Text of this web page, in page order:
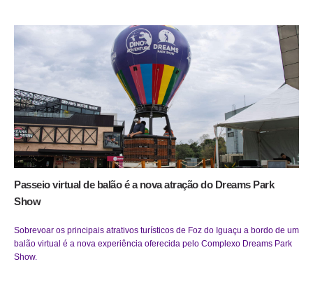
Passeio virtual de balão é a nova atração do Dreams Park
Show
Sobrevoar os principais atrativos turísticos de Foz do Iguaçu a bordo de um
balão virtual é a nova experiência oferecida pelo Complexo Dreams Park
Show.